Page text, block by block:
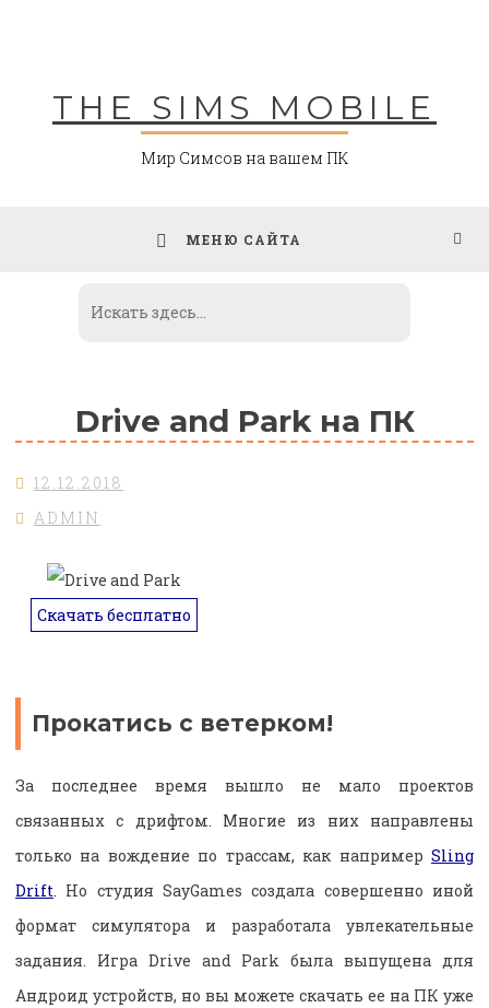
THE SIMS MOBILE
Мир Симсов на вашем ПК
МЕНЮ САЙТА
Drive and Park на ПК
12.12.2018
ADMIN
Скачать бесплатно
Прокатись с ветерком!
За последнее время вышло не мало проектов
связанных с дрифтом. Многие из них направлены
только на вождение по трассам, как например Sling
Drift. Но студия SayGames создала совершенно иной
формат симулятора и разработала увлекательные
задания. Игра Drive and Park была выпущена для
Андроид устройств, но вы можете скачать ее на ПК уже